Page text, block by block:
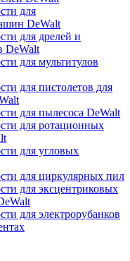
для
DeWalt
для дрелей и
DeWalt
для мультитулов
для пистолетов для
для пылесоса DeWalt
для ротационных
для угловых
для циркулярных пил
для эксцентриковых
для электрорубанков